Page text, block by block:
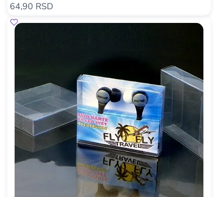
64,90 RSD